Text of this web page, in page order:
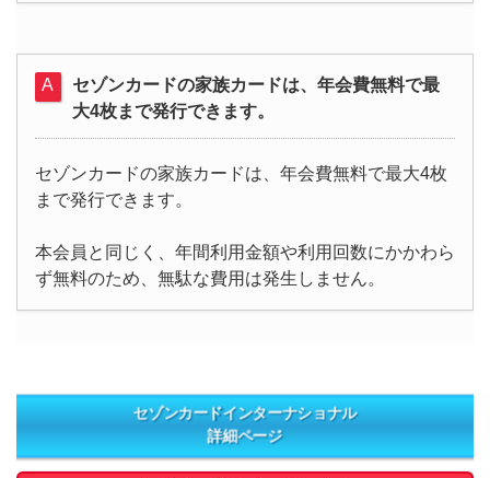
セゾンカードの家族カードは、年会費無料で最
大4枚まで発行できます。
セゾンカードの家族カードは、年会費無料で最大4枚
まで発行できます。
本会員と同じく、年間利用金額や利用回数にかかわら
ず無料のため、無駄な費用は発生しません。
セゾンカードインターナショナル
詳細ページ